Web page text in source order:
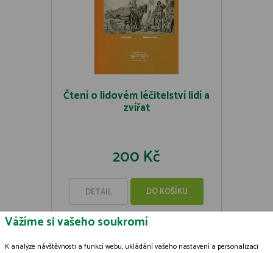
Čtení o lidovém léčitelství lidí a
zvířat
200 Kč
DETAIL DO KOŠÍKU
Vážíme si vašeho soukromí
K analýze návštěvnosti a funkcí webu, ukládání vašeho nastavení a personalizaci